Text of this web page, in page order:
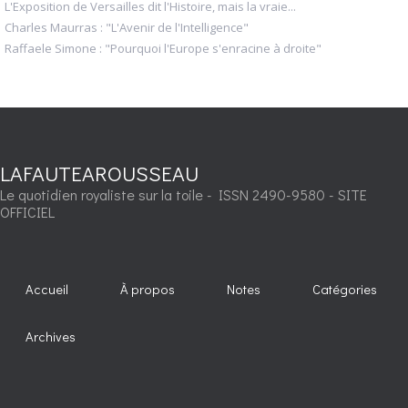
L'Exposition de Versailles dit l'Histoire, mais la vraie...
Charles Maurras : "L'Avenir de l'Intelligence"
Raffaele Simone : "Pourquoi l'Europe s'enracine à droite"
LAFAUTEAROUSSEAU
Le quotidien royaliste sur la toile - ISSN 2490-9580 - SITE
OFFICIEL
Accueil À propos Notes Catégories
Archives